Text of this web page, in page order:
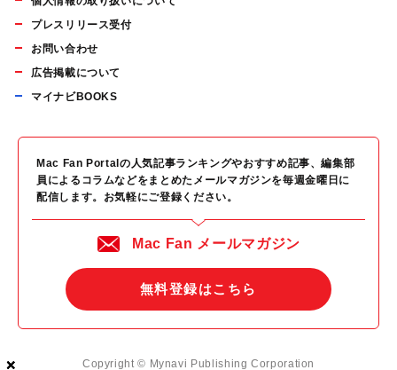
×
×
×
プレスリリース受付
お問い合わせ
広告掲載について
マイナビBOOKS
Mac Fan Portalの人気記事ランキングやおすすめ記事、編集部
員によるコラムなどをまとめたメールマガジンを毎週金曜日に
配信します。お気軽にご登録ください。
Mac Fan メールマガジン
無料登録はこちら
Copyright © Mynavi Publishing Corporation